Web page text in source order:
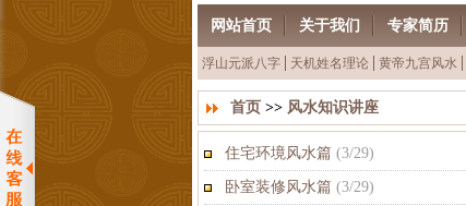
网站首页 关于我们 专家简历
浮山元派八字 天机姓名理论 黄帝九宫风水
首页 >> 风水知识讲座
住宅环境风水篇 (3/29)
卧室装修风水篇 (3/29)